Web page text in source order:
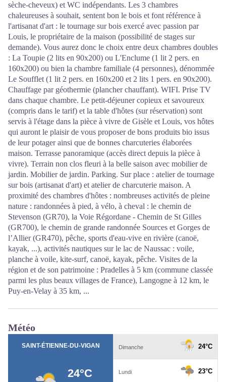
sèche-cheveux) et WC indépendants. Les 3 chambres
chaleureuses à souhait, sentent bon le bois et font référence à
l'artisanat d'art : le tournage sur bois exercé avec passion par
Louis, le propriétaire de la maison (possibilité de stages sur
demande). Vous aurez donc le choix entre deux chambres doubles
: La Toupie (2 lits en 90x200) ou L'Enclume (1 lit 2 pers. en
160x200) ou bien la chambre familiale (4 personnes), dénommée
Le Soufflet (1 lit 2 pers. en 160x200 et 2 lits 1 pers. en 90x200).
Chauffage par géothermie (plancher chauffant). WIFI. Prise TV
dans chaque chambre. Le petit-déjeuner copieux et savoureux
(compris dans le tarif) et la table d'hôtes (sur réservation) sont
servis à l'étage dans la pièce à vivre de Gisèle et Louis, vos hôtes
qui auront le plaisir de vous proposer de bons produits bio issus
de leur potager ainsi que de bonnes charcuteries élaborées
maison. Terrasse panoramique (accès direct depuis la pièce à
vivre). Terrain non clos fleuri à la belle saison avec mobilier de
jardin. Mobilier de jardin. Parking. Sur place : atelier de tournage
sur bois (artisanat d'art) et atelier de charcuterie maison. A
proximité des chambres d'hôtes : nombreuses activités de pleine
nature : randonnées à pied, à vélo, à cheval : le chemin de
Stevenson (GR70), la Voie Régordane - Chemin de St Gilles
(GR700), le chemin de grande randonnée Sources et Gorges de
l’Allier (GR470), pêche, sports d'eau-vive en rivière (canoë,
kayak, ...), activités nautiques sur le lac de Naussac : voile,
planche à voile, kite-surf, canoë, kayak, pêche. Visites de la
région et de son patrimoine : Pradelles à 5 km (commune classée
parmi les plus beaux villages de France), Langogne à 12 km, le
Puy-en-Velay à 35 km, ...
Météo